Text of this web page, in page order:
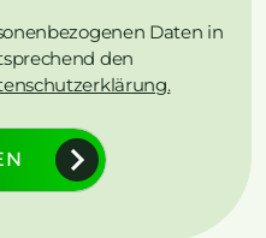
Daten in
den